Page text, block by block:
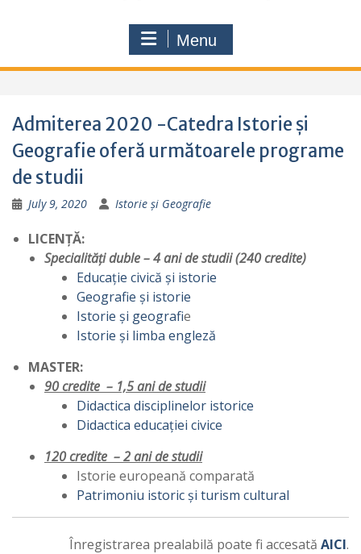
Menu
Admiterea 2020 -Catedra Istorie și
Geografie oferă următoarele programe
de studii
July 9, 2020 Istorie și Geografie
LICENȚĂ:
Specialități duble – 4 ani de studii (240 credite)
Educație civică și istorie
Geografie și istorie
Istorie și geografie
Istorie și limba engleză
MASTER:
90 credite – 1,5 ani de studii
Didactica disciplinelor istorice
Didactica educației civice
120 credite – 2 ani de studii
Istorie europeană comparată
Patrimoniu istoric și turism cultural
Înregistrarea prealabilă poate fi accesată AICI.